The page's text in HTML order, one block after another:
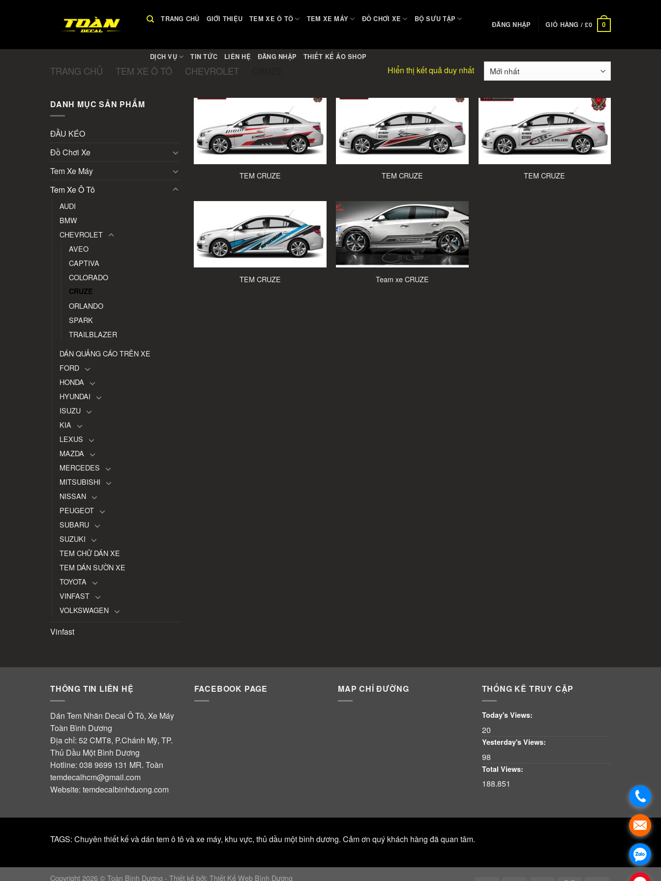
TRANG CHỦ GIỚI THIỆU TEM XE Ô TÔ TEM XE MÁY ĐỒ CHƠI XE BỘ SƯU TẬP
DỊCH VỤ TIN TỨC LIÊN HỆ ĐĂNG NHẬP THIẾT KẾ ÁO SHOP
ĐĂNG NHẬP GIỎ HÀNG /£0 0
TRANG CHỦ TEM XE Ô TÔ CHEVROLET Hiển thị kết quả duy nhất
DANH MỤC SẢN PHẨM
ĐẦU KÉO
Đồ Chơi Xe
Tem Xe Máy
Tem Xe Ô Tô
AUDI
BMW
CHEVROLET
AVEO
CAPTIVA
COLORADO
CRUZE
ORLANDO
SPARK
TRAILBLAZER
DÁN QUẢNG CÁO TRÊN XE
FORD
HONDA
HYUNDAI
ISUZU
KIA
LEXUS
MAZDA
MERCEDES
MITSUBISHI
NISSAN
PEUGEOT
SUBARU
SUZUKI
TEM CHỮ DÁN XE
TEM DÁN SƯỜN XE
TOYOTA
VINFAST
VOLKSWAGEN
Vinfast
TEM CRUZE TEM CRUZE TEM CRUZE
TEM CRUZE Team xe CRUZE
THÔNG TIN LIÊN HỆ
Dán Tem Nhãn Decal Ô Tô, Xe Máy
Toàn Bình Dương
Địa chỉ: 52 CMT8, P.Chánh Mỹ, TP.
Thủ Dầu Một Bình Dương
Hotline: 038 9699 131 MR. Toàn
temdecalhcm@gmail.com
Website: temdecalbinhduong.com
FACEBOOK PAGE MAP CHỈ ĐƯỜNG THỐNG KÊ TRUY CẬP
Today's Views:
20
Yesterday's Views:
98
Total Views:
188.851
TAGS: Chuyên thiết kế và dán tem ô tô và xe máy, khu vực, thủ dầu một bình dương. Cảm ơn quý khách hàng đã quan tâm.
Copyright 2026 © Toàn Bình Dương - Thiết kế bởi: Thiết Kế Web Bình Dương